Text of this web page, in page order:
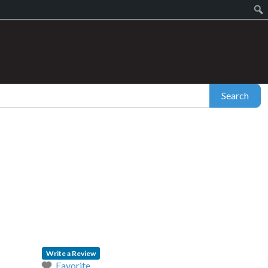
Search
Write a Review
Favorite